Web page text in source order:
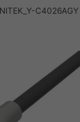
C4026AGY